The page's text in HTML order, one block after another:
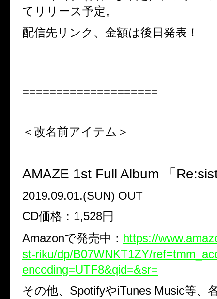
てリリース予定。
配信先リンク、金額は後日発表！
====================
＜改名前アイテム＞
AMAZE 1st Full Album 「
2019.09.01.(SUN) OUT
CD価格：1,528円
Amazonで発売中： https://
st-riku/dp/B07WNKT1ZY/
encoding=UTF8&qid=&sr=
その他、SpotifyやiTunes Music等、